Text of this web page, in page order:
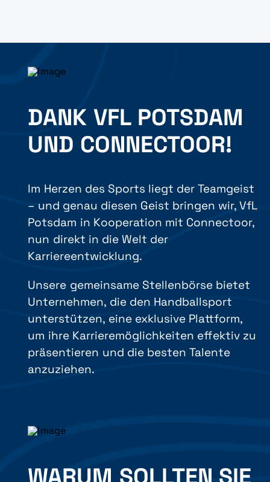
DANK VFL POTSDAM
UND CONNECTOOR!
Im Herzen des Sports liegt der Teamgeist
– und genau diesen Geist bringen wir, VfL
Potsdam in Kooperation mit Connectoor,
nun direkt in die Welt der
Karriereentwicklung.
Unsere gemeinsame Stellenbörse bietet
Unternehmen, die den Handballsport
unterstützen, eine exklusive Plattform,
um ihre Karrieremöglichkeiten effektiv zu
präsentieren und die besten Talente
anzuziehen.